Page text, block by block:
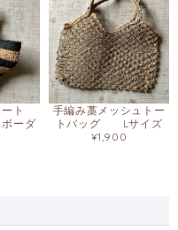
ート
ーダ
手編み藁メッシュトー
トバッグ Lサイズ
¥1,900